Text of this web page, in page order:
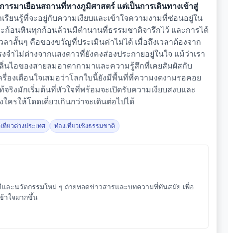
ารมาเยือนสถานที่ทางภูมิศาสตร์ แต่เป็นการเดินทางเข้าสู่
รียนรู้ที่จะอยู่กับความเงียบและเข้าใจความงามที่ซ่อนอยู่ใน
ก้อนหินทุกก้อนล้วนมีตำนานที่ธรรมชาติจารึกไว้ และการได้
ลาสั้นๆ คือของขวัญที่ประเมินค่าไม่ได้ เมื่อถึงเวลาต้องจาก
ำไม่ต่างจากแสงดาวที่ยังคงส่องประกายอยู่ในใจ แม้ว่าเรา
นไอของสายลมอาตากามาและความรู้สึกที่เคยสัมผัสกับ
องเตือนใจเสมอว่าโลกใบนี้ยังมีพื้นที่ที่ความงดงามรอคอย
ริงมักเริ่มต้นที่หัวใจที่พร้อมจะเปิดรับความเงียบสงบและ
ครให้โดดเดี่ยวเกินกว่าจะเดินต่อไปได้
ที่ยวต่างประเทศ ท่องเที่ยวเชิงธรรมชาติ
ละนวัตกรรมใหม่ ๆ ถ่ายทอดข่าวสารและบทความที่ทันสมัย เพื่อ
าใจมากขึ้น